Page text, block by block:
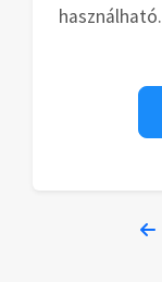
használható.